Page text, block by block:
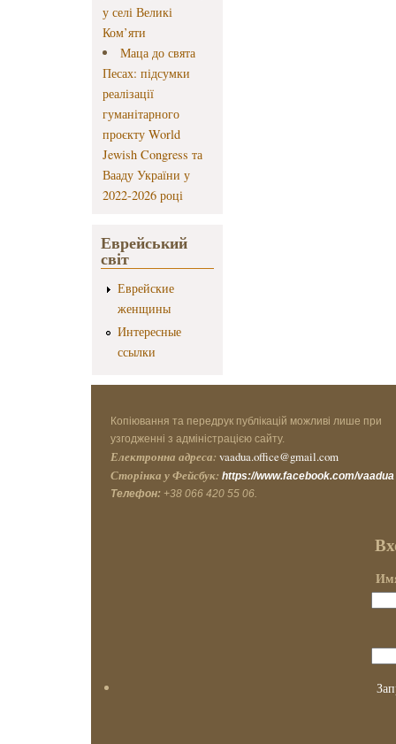
у селі Великі
Ком’яти
Маца до свята
Песах: підсумки
реалізації
гуманітарного
проєкту World
Jewish Congress та
Вааду України у
2022-2026 році
Еврейський
світ
Еврейские
женщины
Интересные
ссылки
Копіювання та передрук публікацій можливі лише при
узгодженні з адміністрацією сайту.
Електронна адреса: vaadua.office@gmail.com
Сторінка у Фейсбук: https://www.facebook.com/vaadua
Телефон: +38 066 420 55 06.